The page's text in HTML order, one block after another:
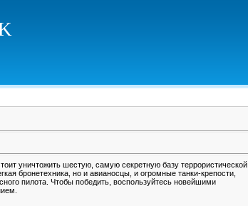
уничтожить шестую, самую секретную базу террористической
бронетехника, но и авианосцы, и огромные танки-крепости,
пилота. Чтобы победить, воспользуйтесь новейшими